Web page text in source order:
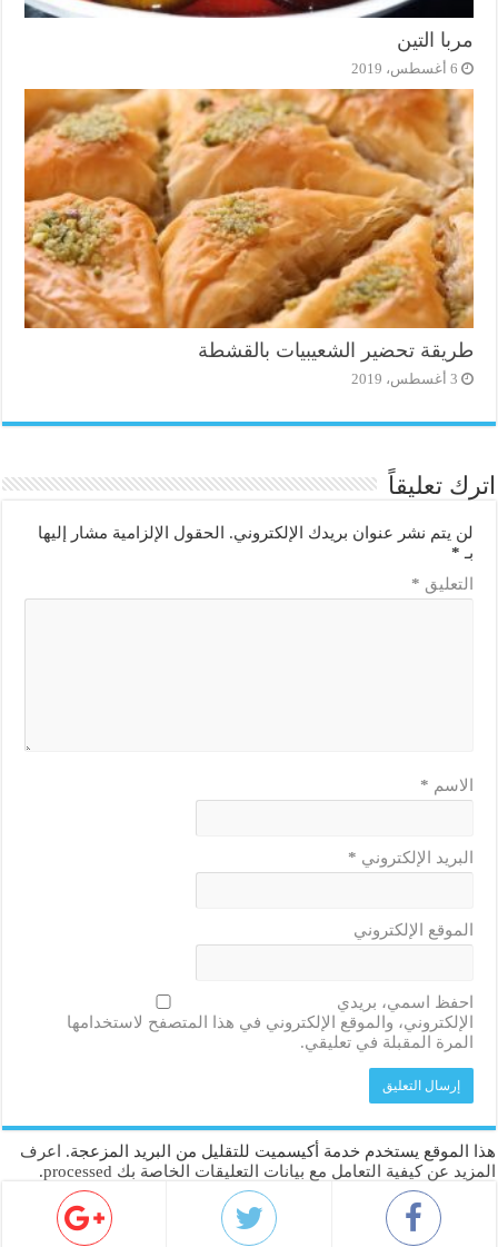
مربا التين
6 أغسطس، 2019
طريقة تحضير الشعيبيات بالقشطة
3 أغسطس، 2019
اترك تعليقاً
لن يتم نشر عنوان بريدك الإلكتروني.
الحقول الإلزامية مشار إليها
بـ *
التعليق *
الاسم *
البريد الإلكتروني *
الموقع الإلكتروني
احفظ اسمي، بريدي
الإلكتروني، والموقع الإلكتروني في هذا المتصفح لاستخدامها
المرة المقبلة في تعليقي.
هذا الموقع يستخدم خدمة أكيسميت للتقليل من البريد المزعجة.
اعرف
المزيد عن كيفية التعامل مع بيانات التعليقات الخاصة بك processed
.